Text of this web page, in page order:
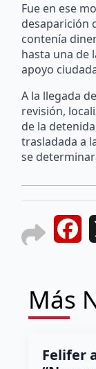
Fue en ese
desaparición
contenía
hasta una de
apoyo
A la llegada
revisión,
de la
trasladada a
se
Más
Felifer